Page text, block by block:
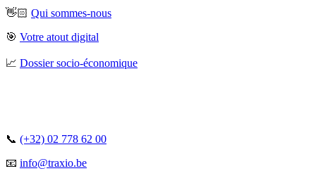
👋🏻 Qui sommes-nous
🎯 Votre atout digital
📈 Dossier socio-économique
📞 (+32) 02 778 62 00
📧 info@traxio.be